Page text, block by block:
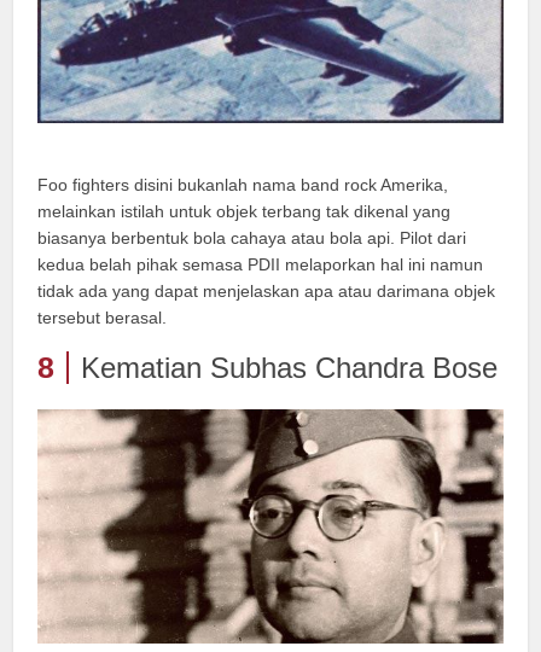
Foo fighters disini bukanlah nama band rock Amerika,
melainkan istilah untuk objek terbang tak dikenal yang
biasanya berbentuk bola cahaya atau bola api. Pilot dari
kedua belah pihak semasa PDII melaporkan hal ini namun
tidak ada yang dapat menjelaskan apa atau darimana objek
tersebut berasal.
8 Kematian Subhas Chandra Bose